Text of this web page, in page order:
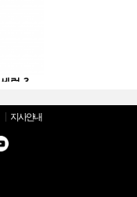
지사안내